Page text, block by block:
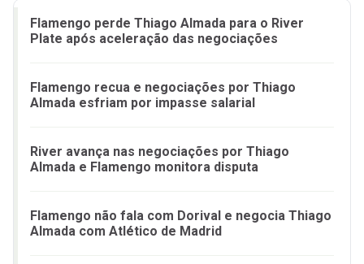
Flamengo perde Thiago Almada para o River
Plate após aceleração das negociações
Flamengo recua e negociações por Thiago
Almada esfriam por impasse salarial
River avança nas negociações por Thiago
Almada e Flamengo monitora disputa
Flamengo não fala com Dorival e negocia Thiago
Almada com Atlético de Madrid